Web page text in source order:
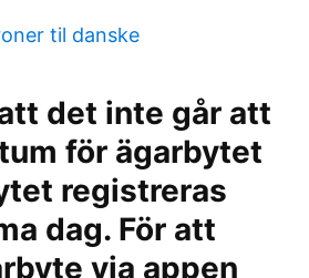
til danske
det inte går att
för ägarbytet
registreras
dag. För att
via appen